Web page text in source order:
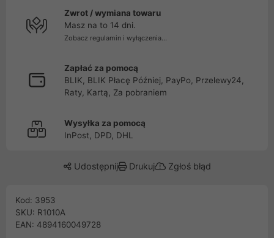
Zwrot / wymiana towaru
Masz na to 14 dni.
Zobacz regulamin i wyłączenia...
Zapłać za pomocą
BLIK, BLIK Płacę Później, PayPo, Przelewy24,
Raty, Kartą, Za pobraniem
Wysyłka za pomocą
InPost, DPD, DHL
Udostępnij Drukuj Zgłoś błąd
Kod: 3953
SKU: R1010A
EAN: 4894160049728